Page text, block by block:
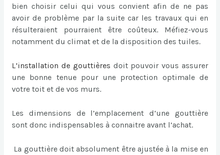
bien choisir celui qui vous convient afin de ne pas
avoir de problème par la suite car les travaux qui en
résulteraient pourraient être coûteux. Méfiez-vous
notamment du climat et de la disposition des tuiles.
L’installation de gouttières doit pouvoir vous assurer
une bonne tenue pour une protection optimale de
votre toit et de vos murs.
Les dimensions de l’emplacement d’une gouttière
sont donc indispensables à connaitre avant l’achat.
La gouttière doit absolument être ajustée à la mise en